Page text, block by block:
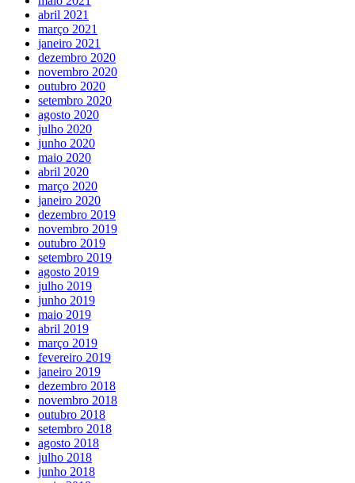
abril 2021
março 2021
janeiro 2021
dezembro 2020
novembro 2020
outubro 2020
setembro 2020
agosto 2020
julho 2020
junho 2020
maio 2020
abril 2020
março 2020
janeiro 2020
dezembro 2019
novembro 2019
outubro 2019
setembro 2019
agosto 2019
julho 2019
junho 2019
maio 2019
abril 2019
março 2019
fevereiro 2019
janeiro 2019
dezembro 2018
novembro 2018
outubro 2018
setembro 2018
agosto 2018
julho 2018
junho 2018